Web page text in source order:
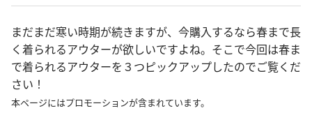
まだまだ寒い時期が続きますが、今購入するなら春まで長
く着られるアウターが欲しいですよね。そこで今回は春ま
で着られるアウターを３つピックアップしたのでご覧くだ
さい！
本ページにはプロモーションが含まれています。